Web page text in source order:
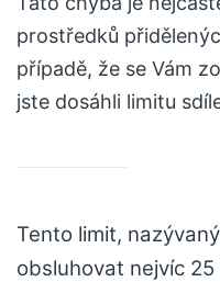
prostředků
případě, že se Vám
jste dosáhli limitu
Tento limit,
obsluhovat nejvíc